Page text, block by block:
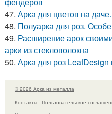
фендеров
47. Арка для цветов на
48. Полуарка для роз.
49. Расширение арок
арки из стекловолокна
50. Арка для роз
© 2026 Арка из металла
Контакты
Пользовательское